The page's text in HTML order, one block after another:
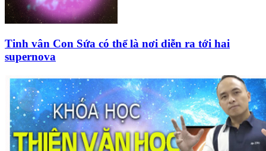
Tinh vân Con Sứa có thể là nơi diễn ra tới hai
supernova